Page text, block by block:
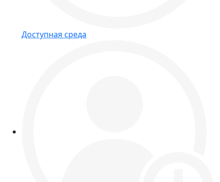
Доступная среда